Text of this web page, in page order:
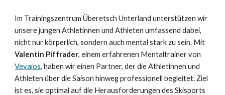
Im Trainingszentrum Überetsch Unterland unterstützen wir
unsere jungen Athletinnen und Athleten umfassend dabei,
nicht nur körperlich, sondern auch mental stark zu sein. Mit
Valentin Piffrader, einem erfahrenen Mentaltrainer von
Vevaios, haben wir einen Partner, der die Athletinnen und
Athleten über die Saison hinweg professionell begleitet. Ziel
ist es, sie optimal auf die Herausforderungen des Skisports